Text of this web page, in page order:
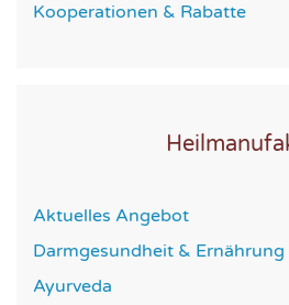
Kooperationen & Rabatte
Aktuelles Angebot
Darmgesundheit & Ernährung
Ayurveda